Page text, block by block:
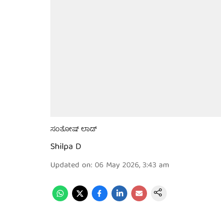
ಸಂತೋಷ್ ಲಾಡ್
Shilpa D
Updated on: 06 May 2026, 3:43 am